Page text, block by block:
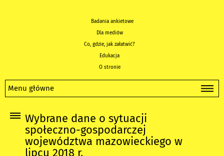
Badania ankietowe
Dla mediów
Co, gdzie, jak załatwić?
Edukacja
O stronie
Menu główne
Wybrane dane o sytuacji
społeczno-gospodarczej
województwa mazowieckiego w
lipcu 2018 r.